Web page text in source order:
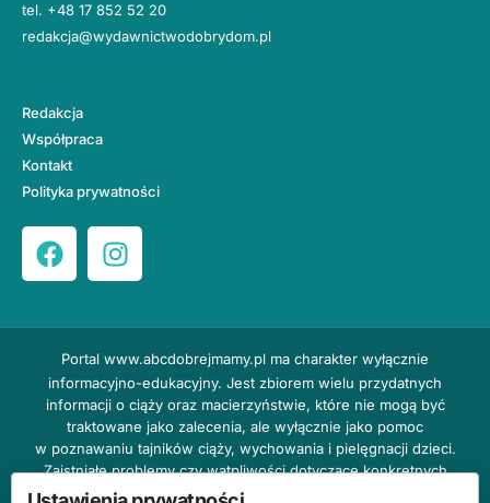
tel. +48 17 852 52 20
redakcja@wydawnictwodobrydom.pl
Redakcja
Współpraca
Kontakt
Polityka prywatności
Portal www.abcdobrejmamy.pl ma charakter wyłącznie
informacyjno-edukacyjny. Jest zbiorem wielu przydatnych
informacji o ciąży oraz macierzyństwie, które nie mogą być
traktowane jako zalecenia, ale wyłącznie jako pomoc
w poznawaniu tajników ciąży, wychowania i pielęgnacji dzieci.
Zaistniałe problemy czy wątpliwości dotyczące konkretnych
przypadków należy bezzwłocznie konsultować z prowadzącym